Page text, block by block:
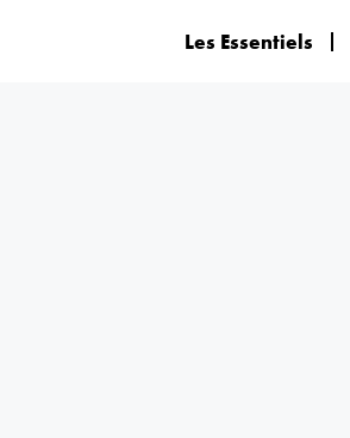
Les Essentiels